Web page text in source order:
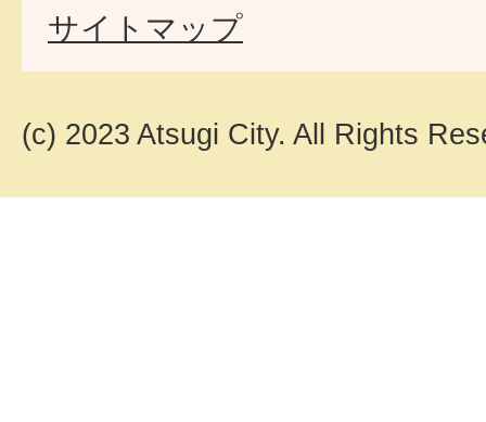
サイトマップ
(c) 2023 Atsugi City. All Rights